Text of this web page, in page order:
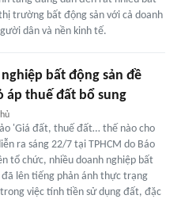
trường bất động sản với cả doanh
dân và nền kinh tế.
nghiệp bất động sản đề
áp thuế đất bổ sung
'Giá đất, thuế đất… thế nào cho
ra sáng 22/7 tại TPHCM do Báo
tổ chức, nhiều doanh nghiệp bất
đã lên tiếng phản ánh thực trạng
việc tính tiền sử dụng đất, đặc